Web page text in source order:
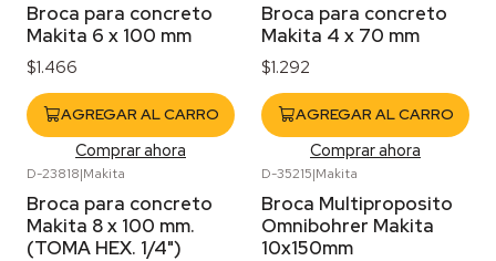
Broca para concreto
Makita 6 x 100 mm
$1.466
AGREGAR AL CARRO
Comprar ahora
Broca para concreto
Makita 4 x 70 mm
$1.292
AGREGAR AL CARRO
Comprar ahora
D-23818|Makita
Broca para concreto
Makita 8 x 100 mm.
(TOMA HEX. 1/4")
D-35215|Makita
Broca Multiproposito
Omnibohrer Makita
10x150mm